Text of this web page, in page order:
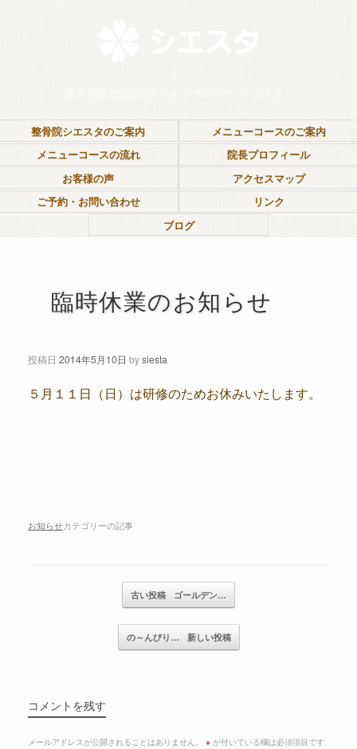
整骨院シエスタのご案内
メニューコースのご案内
メニューコースの流れ
院長プロフィール
お客様の声
アクセスマップ
ご予約・お問い合わせ
リンク
ブログ
臨時休業のお知らせ
投稿日 2014年5月10日 bysiesta
５月１１日（日）は研修のためお休みいたします。
お知らせカテゴリーの記事
記事のナビゲーション古い投稿 ゴールデン…
の～んびり… 新しい投稿
コメントを残す
メールアドレスが公開されることはありません。 ※ が付いている欄は必須項目です